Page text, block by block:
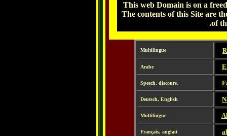
This web Domain is on a
The contents of this Site are
of
Multilingue
Arabe
Speech, discours.
Deutsch, English
Multilingue
Français, anglait